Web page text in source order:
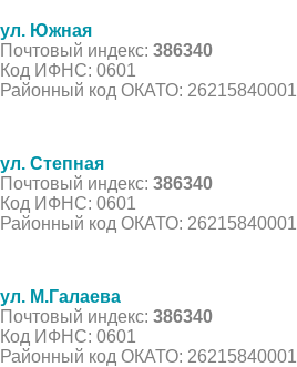
ул. Южная
Почтовый индекс: 386340
Код ИФНС: 0601
Районный код ОКАТО: 26215840001
ул. Степная
Почтовый индекс: 386340
Код ИФНС: 0601
Районный код ОКАТО: 26215840001
ул. М.Галаева
Почтовый индекс: 386340
Код ИФНС: 0601
Районный код ОКАТО: 26215840001